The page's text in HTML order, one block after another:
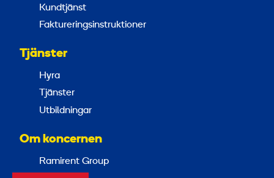
Kundtjänst
Faktureringsinstruktioner
Tjänster
Hyra
Tjänster
Utbildningar
Om koncernen
Ramirent Group